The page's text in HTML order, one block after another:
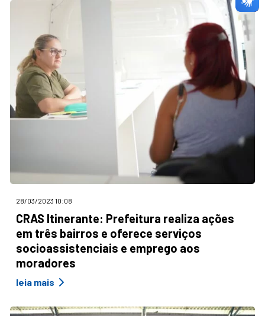
28/03/2023 10:08
CRAS Itinerante: Prefeitura realiza ações
em três bairros e oferece serviços
socioassistenciais e emprego aos
moradores
leia mais